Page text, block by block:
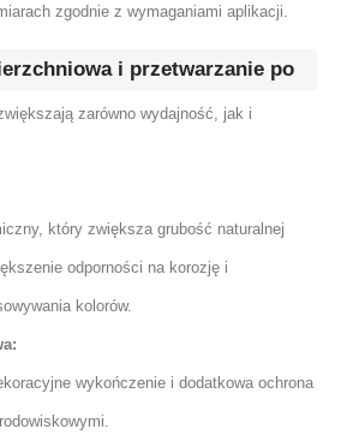
zgodnie z wymaganiami aplikacji.
i przetwarzanie po
zarówno wydajność, jak i
który zwiększa grubość naturalnej
odporności na korozję i
kolorów.
wykończenie i dodatkowa ochrona